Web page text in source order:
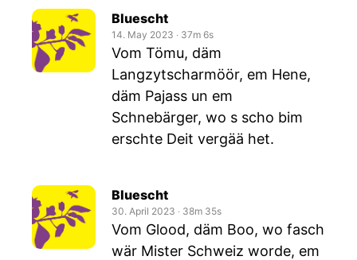
Bluescht
14. May 2023 ‧ 37m 6s
Vom Tömu, däm
Langzytscharmöör, em Hene,
däm Pajass un em
Schnebärger, wo s scho bim
erschte Deit vergää het.
Bluescht
30. April 2023 ‧ 38m 35s
Vom Glood, däm Boo, wo fasch
wär Mister Schweiz worde, em